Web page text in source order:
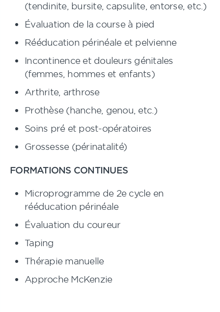
(tendinite, bursite, capsulite, entorse, etc.)
Évaluation de la course à pied
Rééducation périnéale et pelvienne
Incontinence et douleurs génitales
(femmes, hommes et enfants)
Arthrite, arthrose
Prothèse (hanche, genou, etc.)
Soins pré et post-opératoires
Grossesse (périnatalité)
FORMATIONS CONTINUES
Microprogramme de 2e cycle en
rééducation périnéale
Évaluation du coureur
Taping
Thérapie manuelle
Approche McKenzie